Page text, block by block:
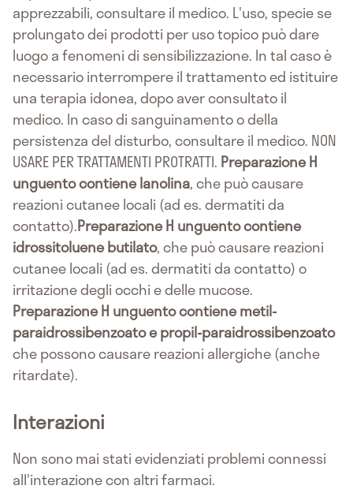
apprezzabili, consultare il medico. L'uso, specie se
prolungato dei prodotti per uso topico può dare
luogo a fenomeni di sensibilizzazione. In tal caso è
necessario interrompere il trattamento ed istituire
una terapia idonea, dopo aver consultato il
medico. In caso di sanguinamento o della
persistenza del disturbo, consultare il medico. NON
USARE PER TRATTAMENTI PROTRATTI. Preparazione H
unguento contiene lanolina, che può causare
reazioni cutanee locali (ad es. dermatiti da
contatto).Preparazione H unguento contiene
idrossitoluene butilato, che può causare reazioni
cutanee locali (ad es. dermatiti da contatto) o
irritazione degli occhi e delle mucose.
Preparazione H unguento contiene metil-
paraidrossibenzoato e propil-paraidrossibenzoato
che possono causare reazioni allergiche (anche
ritardate).
Interazioni
Non sono mai stati evidenziati problemi connessi
all'interazione con altri farmaci.